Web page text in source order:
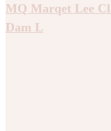
MQ Marqet Lee
Dam L